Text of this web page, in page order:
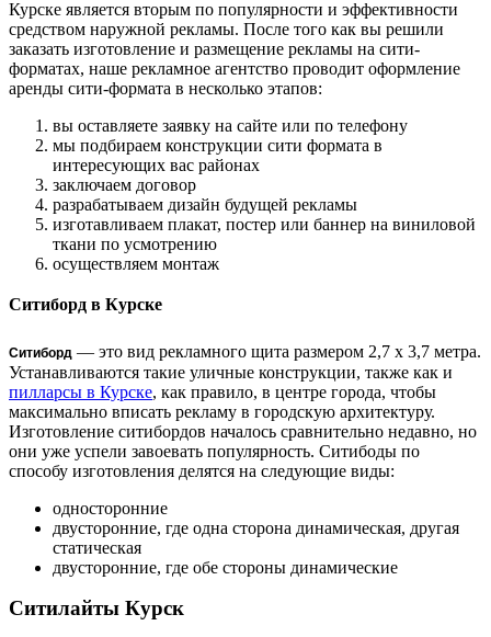
Курске является вторым по популярности и эффективности
средством наружной рекламы. После того как вы решили
заказать изготовление и размещение рекламы на сити-
форматах, наше рекламное агентство проводит оформление
аренды сити-формата в несколько этапов:
вы оставляете заявку на сайте или по телефону
мы подбираем конструкции сити формата в
интересующих вас районах
заключаем договор
разрабатываем дизайн будущей рекламы
изготавливаем плакат, постер или баннер на виниловой
ткани по усмотрению
осуществляем монтаж
Ситиборд в Курске
Ситиборд — это вид рекламного щита размером 2,7 х 3,7 метра.
Устанавливаются такие уличные конструкции, также как и
пилларсы в Курске, как правило, в центре города, чтобы
максимально вписать рекламу в городскую архитектуру.
Изготовление ситибордов началось сравнительно недавно, но
они уже успели завоевать популярность. Ситибоды по
способу изготовления делятся на следующие виды:
односторонние
двусторонние, где одна сторона динамическая, другая
статическая
двусторонние, где обе стороны динамические
Ситилайты Курск